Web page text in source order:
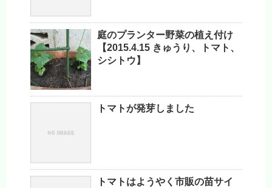
庭のプランター野菜の植え付け
【2015.4.15 きゅうり、トマト、
シシトウ】
トマトが発芽しました
トマトはようやく市販の苗サイ